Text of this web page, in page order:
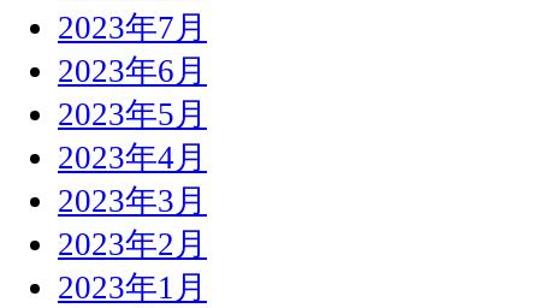
2023年7月
2023年6月
2023年5月
2023年4月
2023年3月
2023年2月
2023年1月